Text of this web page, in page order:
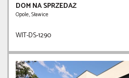
DOM NA SPRZEDAŻ
Opole, Sławice
WIT-DS-1290